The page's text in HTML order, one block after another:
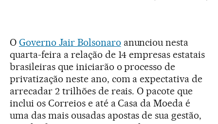
O Governo Jair Bolsonaro anunciou nesta
quarta-feira a relação de 14 empresas estatais
brasileiras que iniciarão o processo de
privatização neste ano, com a expectativa de
arrecadar 2 trilhões de reais. O pacote que
inclui os Correios e até a Casa da Moeda é
uma das mais ousadas apostas de sua gestão,